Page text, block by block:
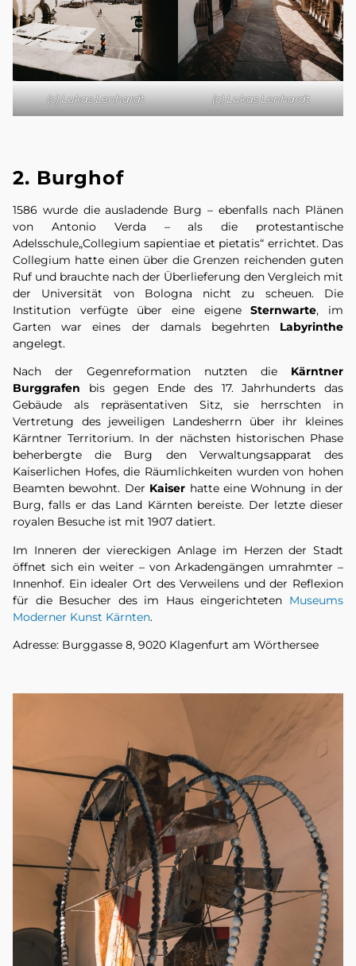
(c) Lukas Lenhardt (c) Lukas Lenhardt
2. Burghof
1586 wurde die ausladende Burg – ebenfalls nach Plänen
von Antonio Verda – als die protestantische
Adelsschule„Collegium sapientiae et pietatis“ errichtet. Das
Collegium hatte einen über die Grenzen reichenden guten
Ruf und brauchte nach der Überlieferung den Vergleich mit
der Universität von Bologna nicht zu scheuen. Die
Institution verfügte über eine eigeneSternwarte, im
Garten war eines der damals begehrten Labyrinthe
angelegt.
Nach der Gegenreformation nutzten die Kärntner
Burggrafen bis gegen Ende des 17. Jahrhunderts das
Gebäude als repräsentativen Sitz, sie herrschten in
Vertretung des jeweiligen Landesherrn über ihr kleines
Kärntner Territorium. In der nächsten historischen Phase
beherbergte die Burg den Verwaltungsapparat des
Kaiserlichen Hofes, die Räumlichkeiten wurden von hohen
Beamten bewohnt. Der Kaiser hatte eine Wohnung in der
Burg, falls er das Land Kärnten bereiste. Der letzte dieser
royalen Besuche ist mit 1907 datiert.
Im Inneren der viereckigen Anlage im Herzen der Stadt
öffnet sich ein weiter – von Arkadengängen umrahmter –
Innenhof. Ein idealer Ort des Verweilens und der Reflexion
für die Besucher des im Haus eingerichteten Museums
Moderner Kunst Kärnten.
Adresse: Burggasse 8, 9020 Klagenfurt am Wörthersee